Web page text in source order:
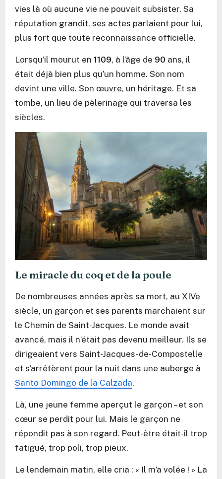
vies là où aucune vie ne pouvait subsister. Sa
réputation grandit, ses actes parlaient pour lui,
plus fort que toute reconnaissance officielle.
Lorsqu’il mourut en 1109, à l’âge de 90 ans, il
était déjà bien plus qu’un homme. Son nom
devint une ville. Son œuvre, un héritage. Et sa
tombe, un lieu de pèlerinage qui traversa les
siècles.
Le miracle du coq et de la poule
De nombreuses années après sa mort, au XIVe
siècle, un garçon et ses parents marchaient sur
le Chemin de Saint-Jacques. Le monde avait
avancé, mais il n’était pas devenu meilleur. Ils se
dirigeaient vers Saint-Jacques-de-Compostelle
et s’arrêtèrent pour la nuit dans une auberge à
Santo Domingo de la Calzada.
Là, une jeune femme aperçut le garçon – et son
cœur se perdit pour lui. Mais le garçon ne
répondit pas à son regard. Peut-être était-il trop
fatigué, trop poli, trop pieux.
Le lendemain matin, elle cria : « Il m’a volée ! » La